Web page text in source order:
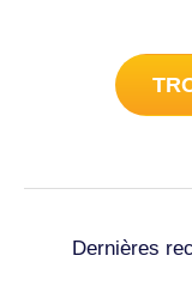
Dernières